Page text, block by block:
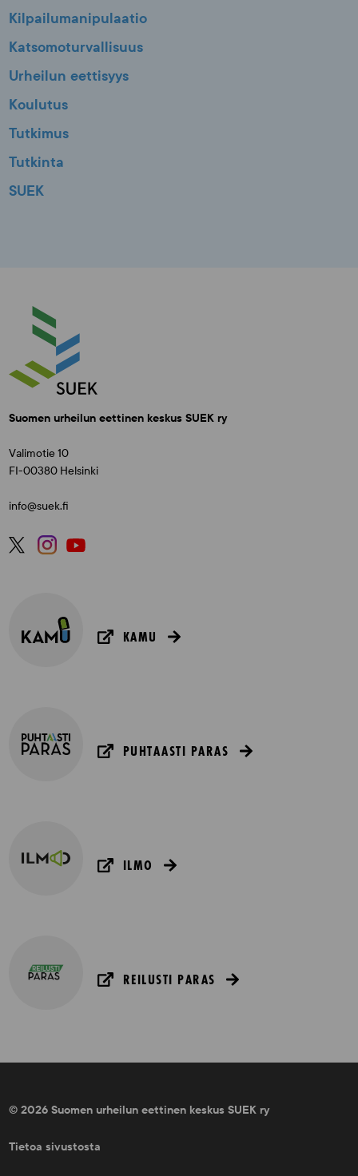
Kilpailumanipulaatio
Katsomoturvallisuus
Urheilun eettisyys
Koulutus
Tutkimus
Tutkinta
SUEK
Suomen urheilun eettinen keskus SUEK ry
Valimotie 10
FI-00380 Helsinki
info@suek.fi
KAMU
PUHTAASTI PARAS
ILMO
REILUSTI PARAS
© 2026 Suomen urheilun eettinen keskus SUEK ry
Tietoa sivustosta